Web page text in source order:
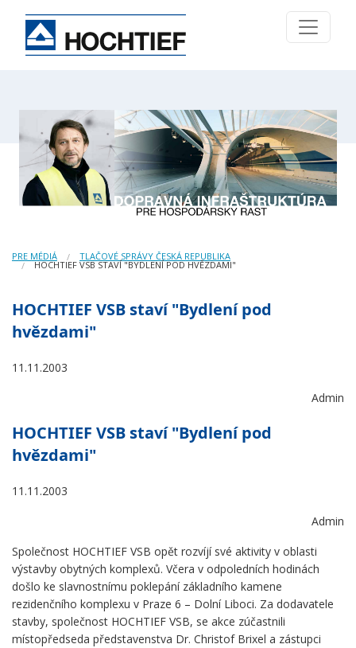
PRE MÉDIÁ TLAČOVÉ SPRÁVY ČESKÁ REPUBLIKA
HOCHTIEF VSB STAVÍ "BYDLENÍ POD HVĚZDAMI"
HOCHTIEF VSB staví "Bydlení pod
hvězdami"
11.11.2003
Admin
HOCHTIEF VSB staví "Bydlení pod
hvězdami"
11.11.2003
Admin
Společnost HOCHTIEF VSB opět rozvíjí své aktivity v oblasti
výstavby obytných komplexů. Včera v odpoledních hodinách
došlo ke slavnostnímu poklepání základního kamene
rezidenčního komplexu v Praze 6 – Dolní Liboci. Za dodavatele
stavby, společnost HOCHTIEF VSB, se akce zúčastnili
místopředseda představenstva Dr. Christof Brixel a zástupci